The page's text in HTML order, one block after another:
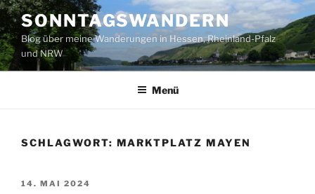
Zum
Inhalt
springen
SONNTAGSWANDERN
Blog über meine Wanderungen in Hessen, Rheinland-Pfalz
und NRW
Menü
SCHLAGWORT: MARKTPLATZ MAYEN
VERÖFFENTLICHT
14. MAI 2024